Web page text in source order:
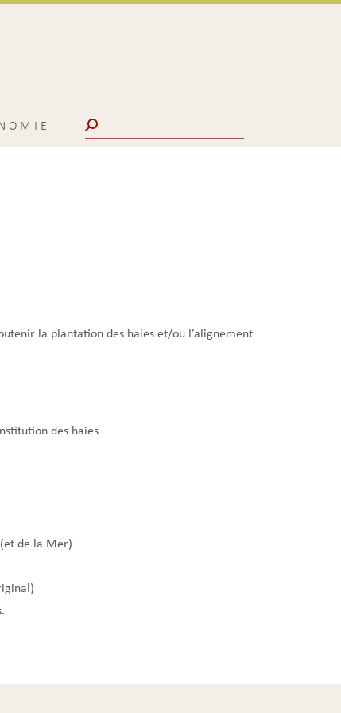
Search:
la plantation des haies et/ou l’alignement
des haies
de la Mer)